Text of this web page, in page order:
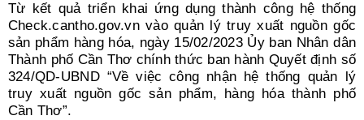
Từ kết quả triển khai ứng dụng thành công hệ thống
Check.cantho.gov.vn vào quản lý truy xuất nguồn gốc
sản phẩm hàng hóa, ngày 15/02/2023 Ủy ban Nhân dân
Thành phố Cần Thơ chính thức ban hành Quyết định số
324/QD-UBND “Về việc công nhận hệ thống quản lý
truy xuất nguồn gốc sản phẩm, hàng hóa thành phố
Cần Thơ”.